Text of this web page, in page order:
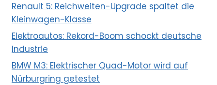
Renault 5: Reichweiten-Upgrade spaltet die
Kleinwagen-Klasse
Elektroautos: Rekord-Boom schockt deutsche
Industrie
BMW M3: Elektrischer Quad-Motor wird auf
Nürburgring getestet